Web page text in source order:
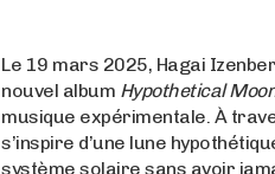
Le 19 mars 2025, Hagai
nouvel album Hypothetical
musique expérimentale. À
s’inspire d’une lune
système solaire sans avoir